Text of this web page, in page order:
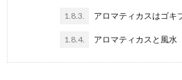
1.8.3. アロマティカスはゴキ
1.8.4. アロマティカスと風水